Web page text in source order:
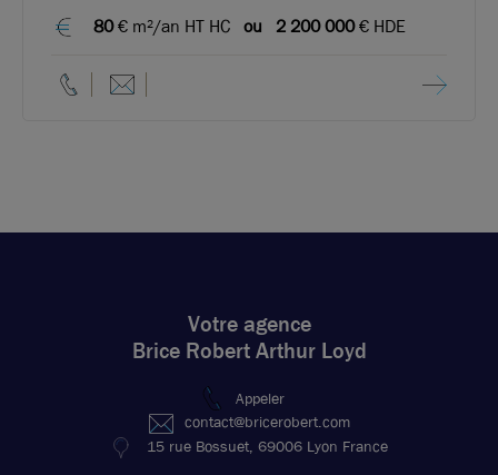
80€ m²/an HT HC ou 2 200 000€ HDE
Votre agence
Brice Robert Arthur Loyd
Appeler
contact@bricerobert.com
15 rue Bossuet, 69006 Lyon France